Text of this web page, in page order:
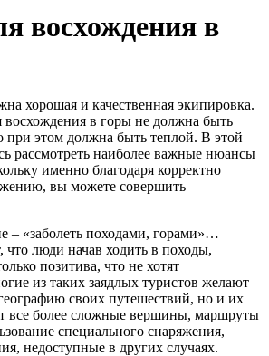
восхождения в
хорошая и качественная экипировка.
в горы не должна быть
этом должна быть теплой. В этой
рассмотреть наиболее важные нюансы
именно благодаря корректно
вы можете совершить
– «заболеть походами, горами»…
что люди начав ходить в походы,
позитива, что не хотят
из таких заядлых туристов желают
своих путешествий, но и их
все более сложные вершины, маршруты
специального снаряжения,
недоступные в других случаях.